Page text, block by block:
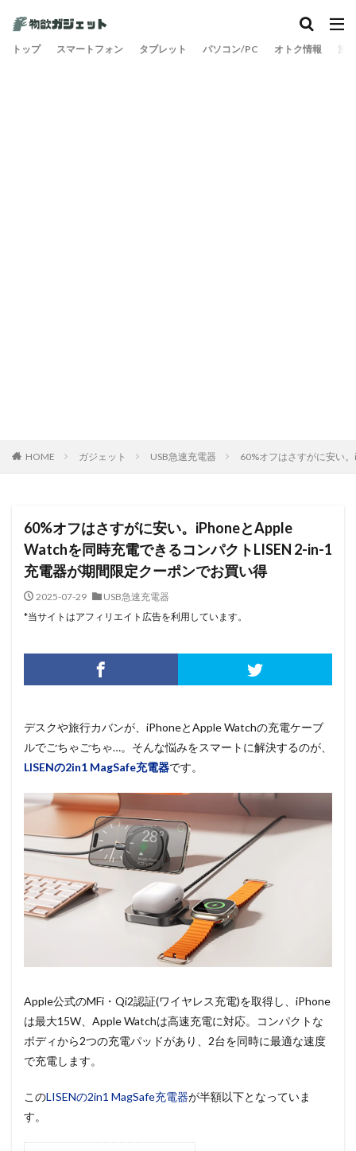
トップ スマートフォン タブレット パソコン/PC オトク情報 旅
HOME ガジェット USB急速充電器 60%オフはさすがに安い
60%オフはさすがに安い。iPhoneとApple
Watchを同時充電できるコンパクトLISEN 2-in-1
充電器が期間限定クーポンでお買い得
2025-07-29
USB急速充電器
*当サイトはアフィリエイト広告を利用しています。
デスクや旅行カバンが、iPhoneとApple Watchの充電ケーブ
ルでごちゃごちゃ…。そんな悩みをスマートに解決するのが、
LISENの2in1 MagSafe充電器です。
Apple公式のMFi・Qi2認証(ワイヤレス充電)を取得し、iPhone
は最大15W、Apple Watchは高速充電に対応。コンパクトな
ボディから2つの充電パッドがあり、2台を同時に最適な速度
で充電します。
このLISENの2in1 MagSafe充電器が半額以下となっていま
す。